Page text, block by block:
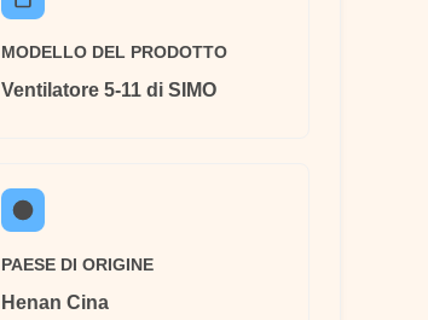
MODELLO DEL PRODOTTO
Ventilatore 5-11 di SIMO
PAESE DI ORIGINE
Henan Cina